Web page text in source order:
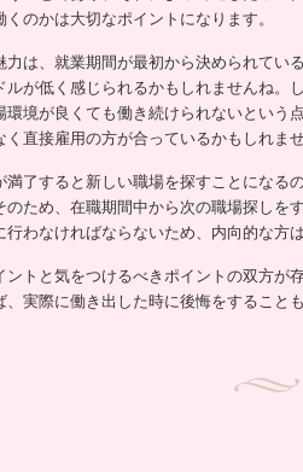
のかは大切なポイントになります。
力は、就業期間が最初から決められてい
ルが低く感じられるかもしれませんね
環境が良くても働き続けられないという
直接雇用の方が合っているかもしれませ
満了すると新しい職場を探すことになる
のため、在職期間中から次の職場探しを
わなければならないため、内向的な方
ントと気をつけるべきポイントの双方が
実際に働き出した時に後悔をすること